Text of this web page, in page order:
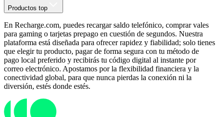
Productos top
En Recharge.com, puedes recargar saldo telefónico, comprar vales
para gaming o tarjetas prepago en cuestión de segundos. Nuestra
plataforma está diseñada para ofrecer rapidez y fiabilidad; solo tienes
que elegir tu producto, pagar de forma segura con tu método de
pago local preferido y recibirás tu código digital al instante por
correo electrónico. Apostamos por la flexibilidad financiera y la
conectividad global, para que nunca pierdas la conexión ni la
diversión, estés donde estés.